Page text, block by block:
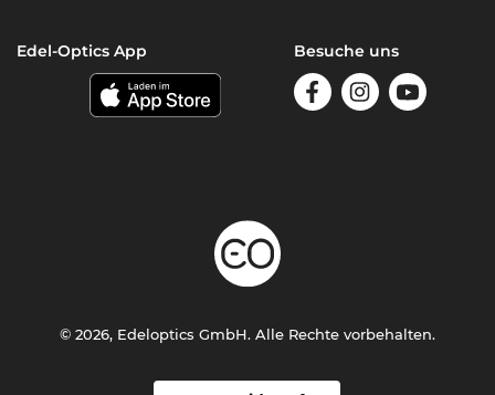
Edel-Optics App Besuche uns
© 2026, Edeloptics GmbH. Alle Rechte vorbehalten.